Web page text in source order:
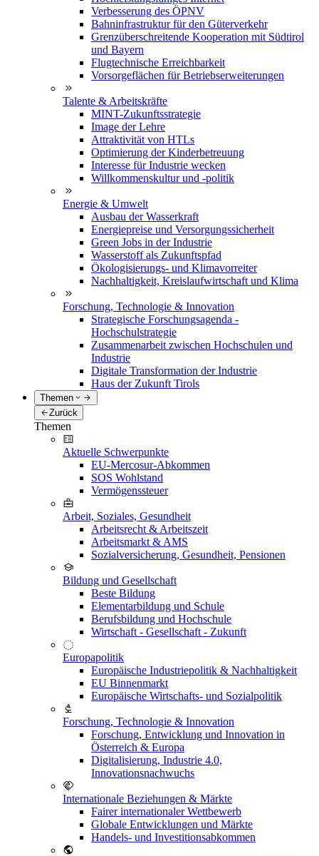
Verbesserung des ÖPNV
Bahninfrastruktur für den Güterverkehr
Grenzüberschreitende Kooperation mit Südtirol
und Bayern
Flugtechnische Erreichbarkeit
Vorsorgeflächen für Betriebserweiterungen
Talente & Arbeitskräfte
MINT-Zukunftsstrategie
Image der Lehre
Attraktivität von HTLs
Optimierung der Kinderbetreuung
Interesse für Industrie wecken
Willkommenskultur und -politik
Energie & Umwelt
Ausbau der Wasserkraft
Energiepreise und Versorgungssicherheit
Green Jobs in der Industrie
Wasserstoff als Zukunftspfad
Ökologisierungs- und Klimavorreiter
Nachhaltigkeit, Kreislaufwirtschaft und Klima
Forschung, Technologie & Innovation
Strategische Forschungsagenda -
Hochschulstrategie
Zusammenarbeit zwischen Hochschulen und
Industrie
Digitale Transformation der Industrie
Haus der Zukunft Tirols
Themen
Zurück
Themen
Aktuelle Schwerpunkte
EU-Mercosur-Abkommen
SOS Wohlstand
Vermögenssteuer
Arbeit, Soziales, Gesundheit
Arbeitsrecht & Arbeitszeit
Arbeitsmarkt & AMS
Sozialversicherung, Gesundheit, Pensionen
Bildung und Gesellschaft
Beste Bildung
Elementarbildung und Schule
Berufsbildung und Hochschule
Wirtschaft - Gesellschaft - Zukunft
Europapolitik
Europäische Industriepolitik & Nachhaltigkeit
EU Binnenmarkt
Europäische Wirtschafts- und Sozialpolitik
Forschung, Technologie & Innovation
Forschung, Entwicklung und Innovation in
Österreich & Europa
Digitalisierung, Industrie 4.0,
Innovationsnachwuchs
Internationale Beziehungen & Märkte
Fairer internationaler Wettbewerb
Globale Entwicklungen und Märkte
Handels- und Investitionsabkommen